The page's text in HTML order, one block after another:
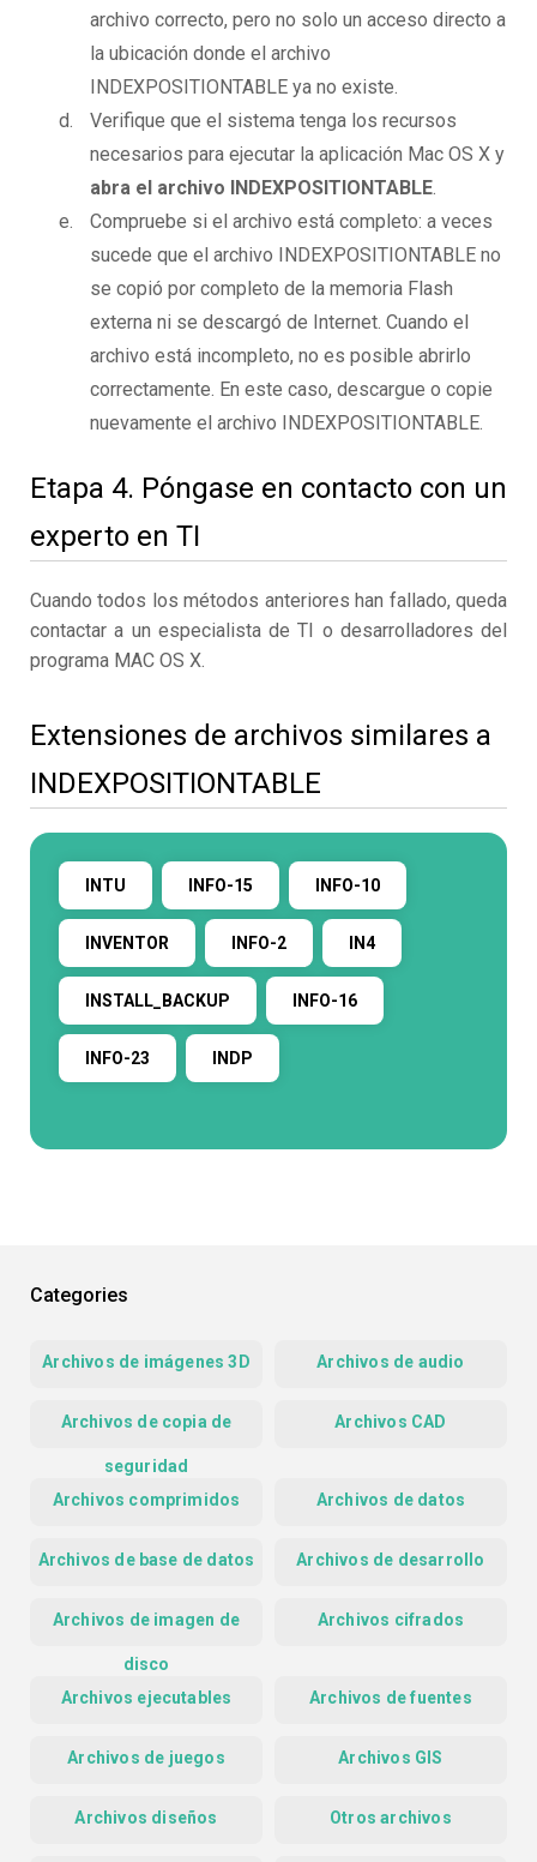
archivo correcto, pero no solo un acceso directo a
la ubicación donde el archivo
INDEXPOSITIONTABLE ya no existe.
Verifique que el sistema tenga los recursos
necesarios para ejecutar la aplicación Mac OS X y
abra el archivo INDEXPOSITIONTABLE.
Compruebe si el archivo está completo: a veces
sucede que el archivo INDEXPOSITIONTABLE no
se copió por completo de la memoria Flash
externa ni se descargó de Internet. Cuando el
archivo está incompleto, no es posible abrirlo
correctamente. En este caso, descargue o copie
nuevamente el archivo INDEXPOSITIONTABLE.
Etapa 4. Póngase en contacto con un
experto en TI
Cuando todos los métodos anteriores han fallado, queda
contactar a un especialista de TI o desarrolladores del
programa MAC OS X.
Extensiones de archivos similares a
INDEXPOSITIONTABLE
INTU INFO-15 INFO-10
INVENTOR INFO-2 IN4
INSTALL_BACKUP INFO-16
INFO-23 INDP
Categories
Archivos de imágenes 3D Archivos de audio
Archivos de copia de
seguridad
Archivos CAD
Archivos comprimidos Archivos de datos
Archivos de base de datos Archivos de desarrollo
Archivos de imagen de
disco
Archivos cifrados
Archivos ejecutables Archivos de fuentes
Archivos de juegos Archivos GIS
Archivos diseños Otros archivos